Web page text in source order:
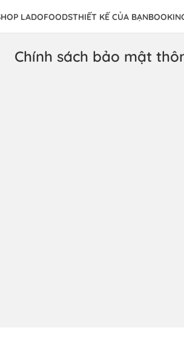
LADOFOODSTHIẾT KẾ CỦA BẠN
Chính sách bảo mật